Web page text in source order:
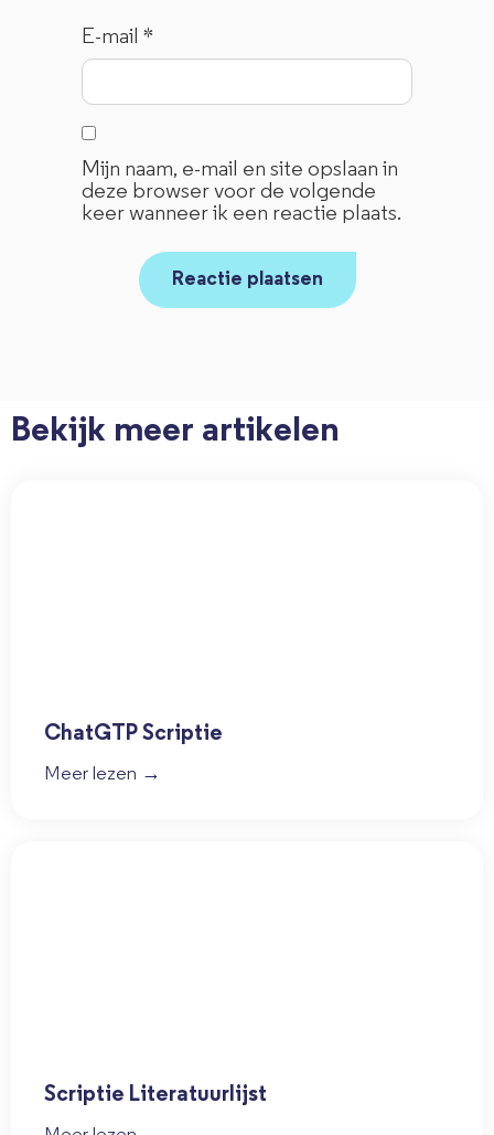
E-mail*
Mijn naam, e-mail en site opslaan in
deze browser voor de volgende
keer wanneer ik een reactie plaats.
Bekijk meer artikelen
ChatGTP Scriptie
Meer lezen →
Scriptie Literatuurlijst